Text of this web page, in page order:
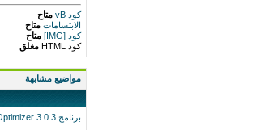
كود vB
متاح
الابتسامات متاح
كود [IMG]
متاح
كود HTML
مغلق
مواضيع مشابهة
برنامج TCP Optimizer 3.0.3 لتسريع الانترنت الى اضعاف السرعة العادية